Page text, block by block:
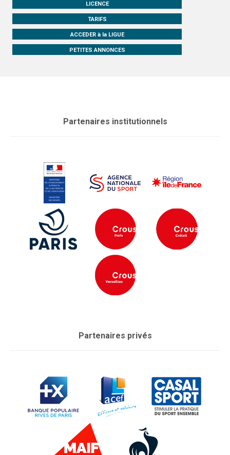
LICENCE
TARIFS
ACCEDER à la LIGUE
PETITES ANNONCES
Partenaires institutionnels
Partenaires privés